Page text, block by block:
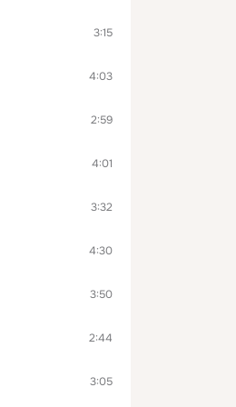
3:15
4:03
2:59
4:01
3:32
4:30
3:50
2:44
3:05